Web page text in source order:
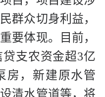
群众切身利益，
要体现。目前，
支农资金超3亿
房，新建原水管
清水管道等，将